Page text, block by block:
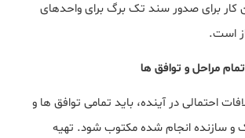
برای صدور سند تک برگ برای واحدهای
است.
مراحل و توافق ها
احتمالی در آینده، باید تمامی توافق ها و
و سازنده انجام شده مکتوب شود. تهیه